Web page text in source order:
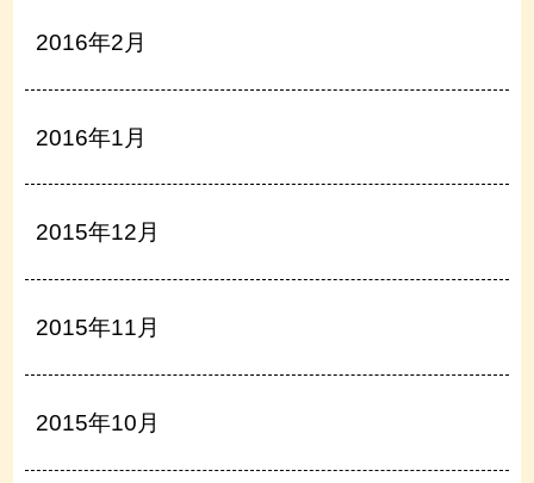
2016年2月
2016年1月
2015年12月
2015年11月
2015年10月